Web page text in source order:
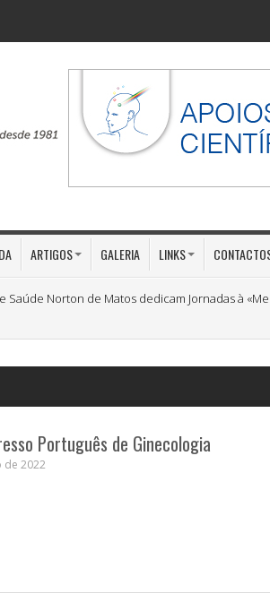
ARTIGOS GALERIA LINKS
Norton de Matos dedicam Jornadas à
Português de Ginecologia
de 2022